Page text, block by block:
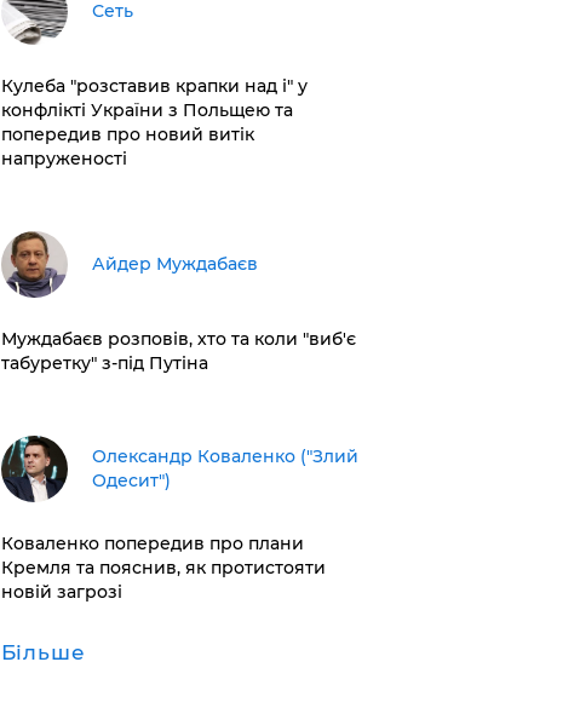
Сеть
Кулеба "розставив крапки над і" у
конфлікті України з Польщею та
попередив про новий витік
напруженості
Айдер Муждабаєв
Муждабаєв розповів, хто та коли "виб'є
табуретку" з-під Путіна
Олександр Коваленко ("Злий
Одесит")
Коваленко попередив про плани
Кремля та пояснив, як протистояти
новій загрозі
Більше